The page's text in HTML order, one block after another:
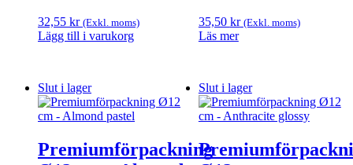
32,55 kr (Exkl. moms)
Lägg till i varukorg
35,50 kr (Exkl. moms)
Läs mer
Slut i lager
Premiumförpackning
Slut i lager